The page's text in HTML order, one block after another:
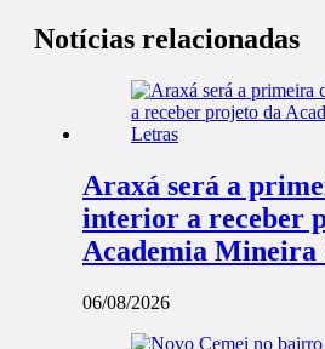
Notícias relacionadas
Araxá será a
interior a receber
Academia Mineira
06/08/2026